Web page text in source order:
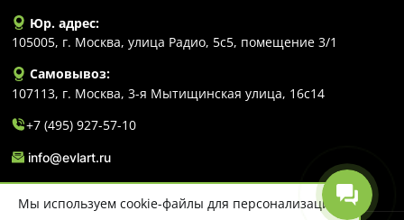
Юр. адрес:
105005, г. Москва, улица Радио, 5с5, помещение 3/1
Самовывоз:
107113, г. Москва, 3-я Мытищинская улица, 16с14
+7 (495) 927-57-10
info@evlart.ru
Мы используем cookie-файлы для персонализации